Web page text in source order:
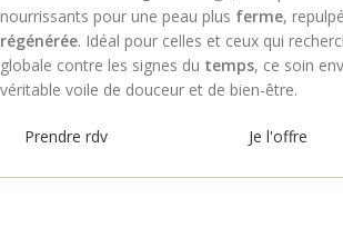
nourrissants pour une peau plus ferme,
régénérée. Idéal pour celles et ceux qui
globale contre les signes du temps, ce soin
véritable voile de douceur et de bien-être.
Prendre rdv Je l'offre